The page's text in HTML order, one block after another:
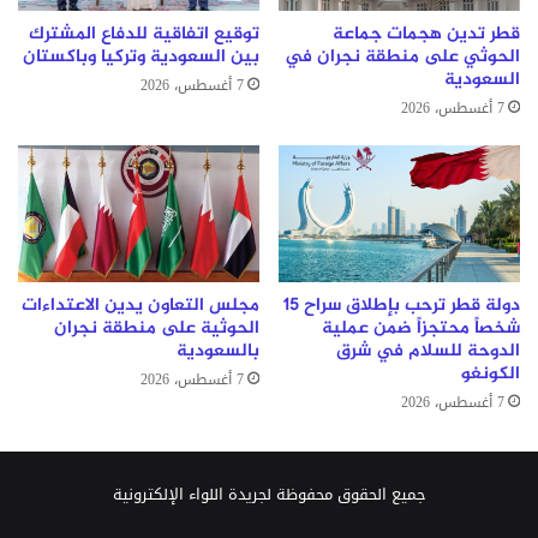
قطر تدين هجمات جماعة
الحوثي على منطقة نجران في
السعودية
7 أغسطس، 2026
توقيع اتفاقية للدفاع المشترك
بين السعودية وتركيا وباكستان
7 أغسطس، 2026
دولة قطر ترحب بإطلاق سراح 15
شخصاً محتجزاً ضمن عملية
الدوحة للسلام في شرق
الكونغو
7 أغسطس، 2026
مجلس التعاون يدين الاعتداءات
الحوثية على منطقة نجران
بالسعودية
7 أغسطس، 2026
جميع الحقوق محفوظة لجريدة اللواء الإلكترونية